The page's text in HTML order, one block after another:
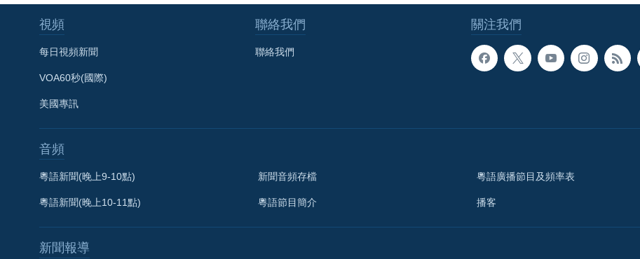
關注我們
視頻
每日視頻新聞
VOA60秒(國際)
美國專訊
聯絡我們
聯絡我們
音頻
粵語新聞(晚上9-10點)
粵語新聞(晚上10-11點)
新聞音頻存檔
粵語節目簡介
粵語廣播節目及頻率表
播客
新聞報導